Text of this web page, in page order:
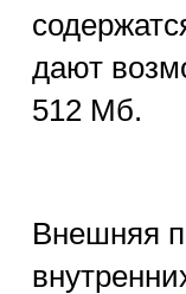
дают
512 Мб.
Внешняя